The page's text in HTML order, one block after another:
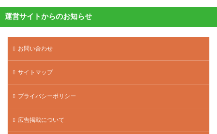
運営サイトからのお知らせ
お問い合わせ
サイトマップ
プライバシーポリシー
広告掲載について